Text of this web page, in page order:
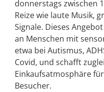
donnerstags zwischen
Reize wie laute Musik,
Signale. Dieses
an Menschen mit
etwa bei Autismus,
Covid, und schafft
Einkaufsatmosphäre
Besucher.